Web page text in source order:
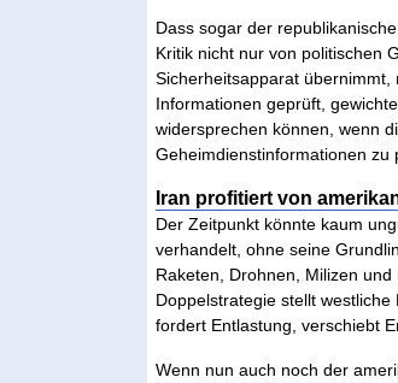
Dass sogar der
Kritik nicht nur von politischen
Sicherheitsapparat
Informationen geprüft,
widersprechen können, wenn
Geheimdienstinformationen zu
Iran profitiert von
Der Zeitpunkt könnte kaum
verhandelt, ohne seine
Raketen, Drohnen, Milizen
Doppelstrategie stellt
fordert Entlastung, verschiebt
Wenn nun auch noch der